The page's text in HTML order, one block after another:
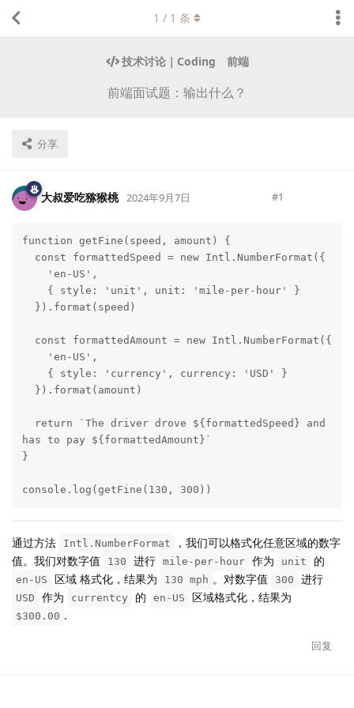
技术讨论｜Coding 前端
前端面试题：输出什么？
分享
1 / 1 条
大叔爱吃猕猴桃
Lv.
2024年9月7日 #1
function getFine(speed, amount) {
has to pay ${formattedAmount}`
}
console.log(getFine(130, 300))
通过方法 Intl.NumberFormat
，我们可以格式化任意区域的数字
值。我们对数字值
130 进行 mile-per-hour 作为 unit 的
en-US 区域 格式化，结果为 130 mph 。对数字值 300 进行
USD 作为 currentcy 的 en-US 区域格式化，结果为
$300.00 .
回复